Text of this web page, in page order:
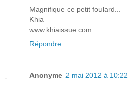
Magnifique ce petit foulard...
Khia
www.khiaissue.com
Répondre
Anonyme 2 mai 2012 à 10:22